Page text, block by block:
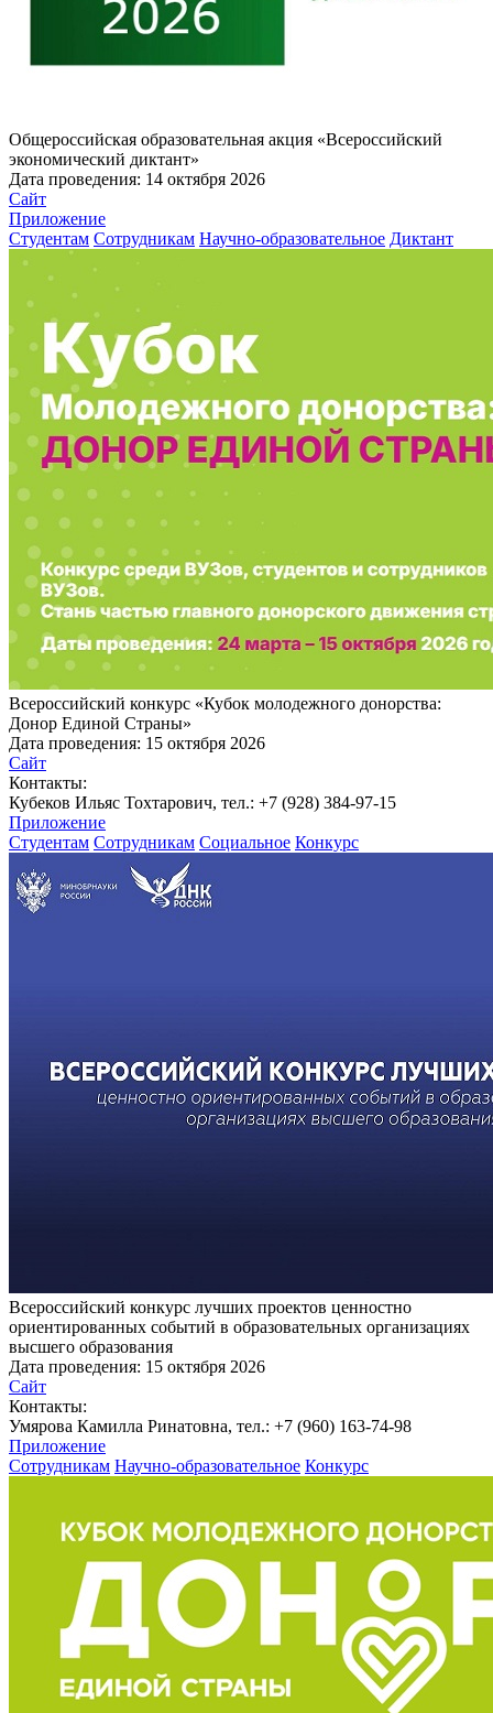
Общероссийская образовательная акция «Всероссийский
экономический диктант»
Дата проведения: 14 октября 2026
Сайт
Приложение
Студентам Сотрудникам Научно-образовательное Диктант
Всероссийский конкурс «Кубок молодежного донорства:
Донор Единой Страны»
Дата проведения: 15 октября 2026
Сайт
Контакты:
Кубеков Ильяс Тохтарович, тел.: +7 (928) 384-97-15
Приложение
Студентам Сотрудникам Социальное Конкурс
Всероссийский конкурс лучших проектов ценностно
ориентированных событий в образовательных организациях
высшего образования
Дата проведения: 15 октября 2026
Сайт
Контакты:
Умярова Камилла Ринатовна, тел.: +7 (960) 163-74-98
Приложение
Сотрудникам Научно-образовательное Конкурс